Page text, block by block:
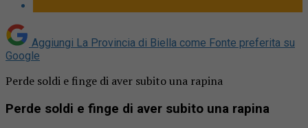
Aggiungi La Provincia di Biella come Fonte preferita su
Google
Perde soldi e finge di aver subito una rapina
Perde soldi e finge di aver subito una rapina